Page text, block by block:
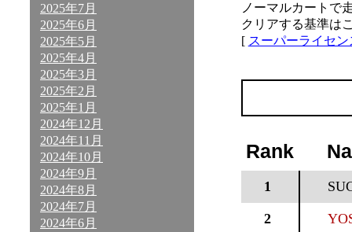
2025年7月
2025年6月
2025年5月
2025年4月
2025年3月
2025年2月
2025年1月
2024年12月
2024年11月
2024年10月
2024年9月
2024年8月
2024年7月
2024年6月
ノーマルカートで
クリアする基準は
[ スーパーライセ
Rank
1
2